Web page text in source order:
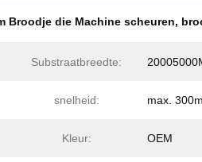
Broodje die Machine scheuren,
Substraatbreedte:
snelheid: max.
Kleur: OEM